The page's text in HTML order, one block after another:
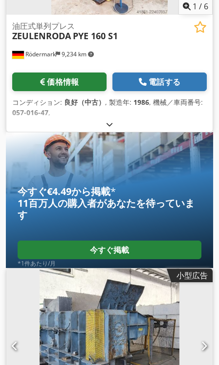
1 / 6
Rödermark 9,234 km
油圧式単列プレス
ZEULENRODA PYE 160 S1
価格情報 電話する
コンディション: 良好（中古） , 製造年: 1986, 機械／車両番号:
057-016-47,
今すぐ€4.49から掲載*
11百万人の購入者があなたを待っていま
す
今すぐ掲載
*1件あたり/月
小型広告